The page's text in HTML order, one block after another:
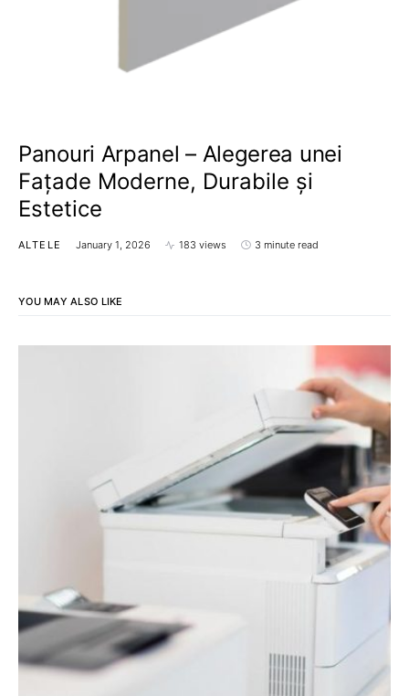
Panouri Arpanel – Alegerea unei
Fațade Moderne, Durabile și
Estetice
ALTELE January 1, 2026 183 views 3 minute read
YOU MAY ALSO LIKE